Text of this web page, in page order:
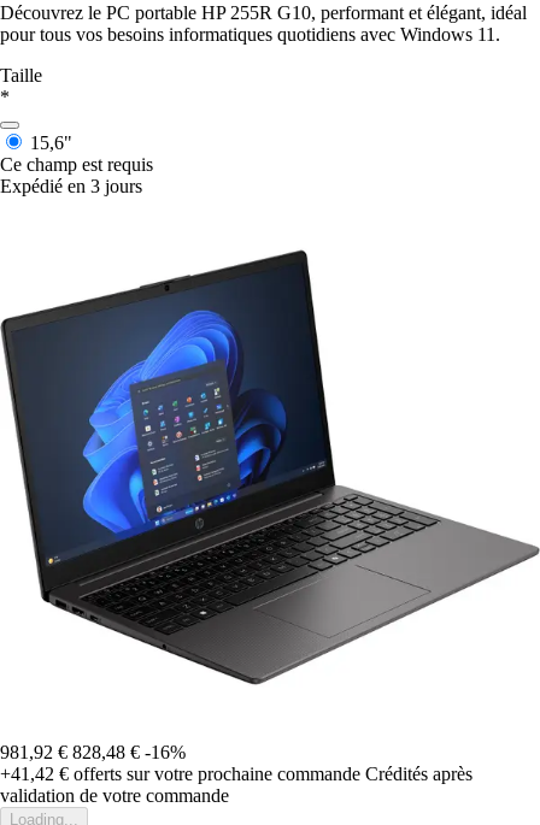
Découvrez le PC portable HP 255R G10, performant et élégant, idéal
pour tous vos besoins informatiques quotidiens avec Windows 11.
Taille
*
15,6"
Ce champ est requis
Expédié en 3 jours
981,92 € 828,48 € -16%
+41,42 € offerts sur votre prochaine commande Crédités après
validation de votre commande
Loading...